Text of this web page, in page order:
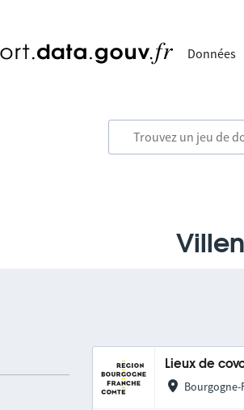
Données
Lieux de